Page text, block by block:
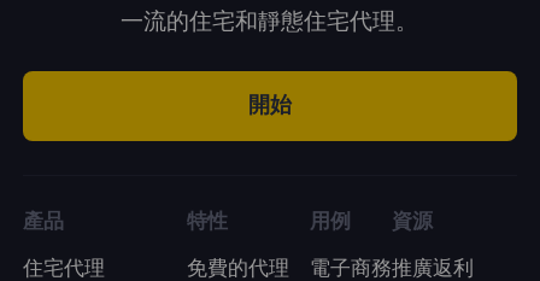
一流的住宅和靜態住宅代理。
開始
產品
住宅代理
特性
免費的代理
用例
電子商務
資源
推廣返利